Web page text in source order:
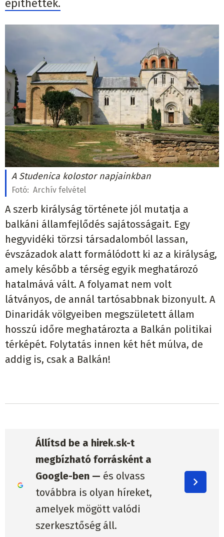
építhettek.
A Studenica kolostor napjainkban
Fotó: Archív felvétel
A szerb királyság története jól mutatja a
balkáni államfejlődés sajátosságait. Egy
hegyvidéki törzsi társadalomból lassan,
évszázadok alatt formálódott ki az a királyság,
amely később a térség egyik meghatározó
hatalmává vált. A folyamat nem volt
látványos, de annál tartósabbnak bizonyult. A
Dinaridák völgyeiben megszületett állam
hosszú időre meghatározta a Balkán politikai
térképét. Folytatás innen két hét múlva, de
addig is, csak a Balkán!
Állítsd be a hirek.sk-t
megbízható forrásként a
Google-ben — és olvass
továbbra is olyan híreket,
amelyek mögött valódi
szerkesztőség áll.